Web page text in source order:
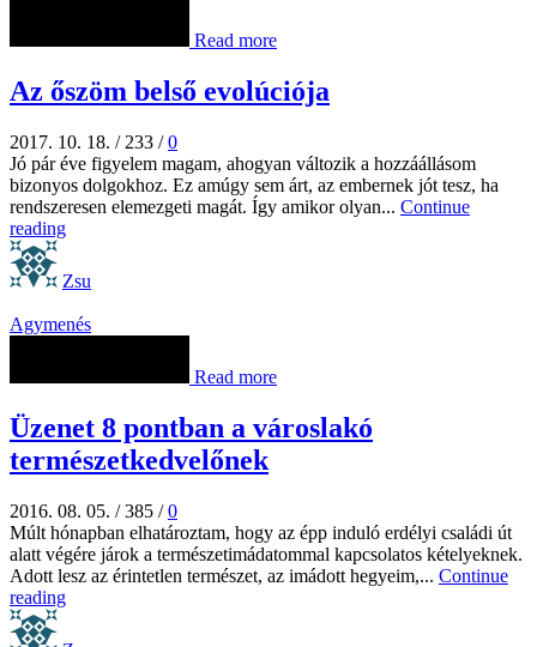
Read more
Az őszöm belső evolúciója
2017. 10. 18. / 233 / 0
Jó pár éve figyelem magam, ahogyan változik a hozzáállásom
bizonyos dolgokhoz. Ez amúgy sem árt, az embernek jót tesz, ha
rendszeresen elemezgeti magát. Így amikor olyan... Continue
reading
Zsu
Agymenés
Read more
Üzenet 8 pontban a városlakó
természetkedvelőnek
2016. 08. 05. / 385 / 0
Múlt hónapban elhatároztam, hogy az épp induló erdélyi családi út
alatt végére járok a természetimádatommal kapcsolatos kételyeknek.
Adott lesz az érintetlen természet, az imádott hegyeim,... Continue
reading